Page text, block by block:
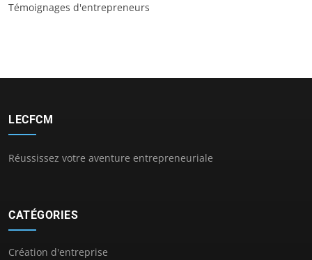
Témoignages d'entrepreneurs
LECFCM
Réussissez votre aventure entrepreneuriale
CATÉGORIES
Création d'entreprise